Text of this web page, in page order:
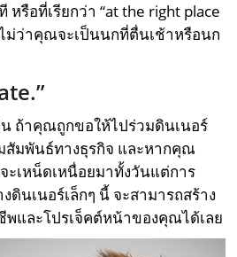
รือที่เรียกว่า “at the right place
ม่ว่าคุณจะเป็นนกที่ตื่นเช้าหรือนก
ถ้าคุณถูกขอให้ไปร่วมดินเนอร์
สัมพันธ์ทางธุรกิจ และหากคุณ
ะเหน็ดเหนื่อยมาทั้งวันแต่การ
ดินเนอร์เล็กๆ นี้ จะสามารถสร้าง
และโปรเจ็คต์หน้าของคุณได้เลย